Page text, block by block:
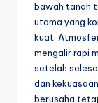
bawah tanah
utama yang
kuat.
mengalir rapi
setelah
dan
berusaha